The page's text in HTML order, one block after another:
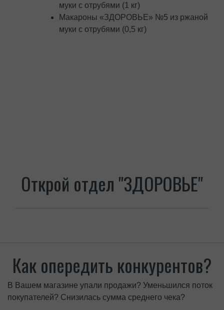
муки с отрубями (1 кг)
Макароны «ЗДОРОВЬЕ» №5 из ржаной
муки с отрубями (0,5 кг)
Открой отдел "ЗДОРОВЬЕ"
Как опередить конкурентов?
В Вашем магазине упали продажи? Уменьшился поток
покупателей? Снизилась сумма среднего чека?